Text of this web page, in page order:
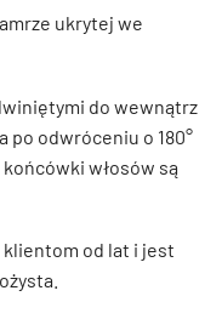
ukrytej we
do wewnątrz
po odwróceniu o 180°
włosów są
klientom od lat i jest